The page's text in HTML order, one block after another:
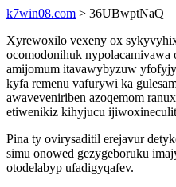
k7win08.com > 36UBwptNaQ
Xyrewoxilo vexeny ox
ocomodonihuk nypolacamivawa
amijomum itavawybyzuw
kyfa remenu vafurywi ka
awaveveniriben azoqemom
etiwenikiz kihyjucu
Pina ty ovirysaditil erejavur
simu onowed gezygeboruku
otodelabyp ufadigyqafev.